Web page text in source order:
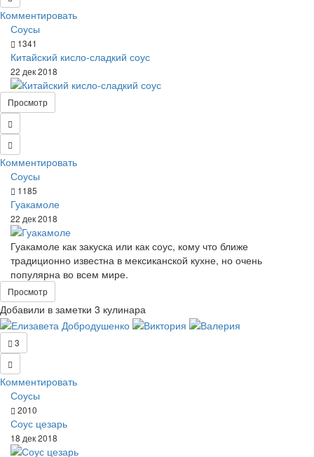
Комментировать
Соусы
1341
Китайский кисло-сладкий соус
22 дек 2018
Просмотр
Комментировать
Соусы
1185
Гуакамоле
22 дек 2018
Гуакамоле как закуска или как соус, кому что ближе
традиционно известна в мексиканской кухне, но очень
популярна во всем мире.
Просмотр
Добавили в заметки 3 кулинара
3
Комментировать
Соусы
2010
Соус цезарь
18 дек 2018